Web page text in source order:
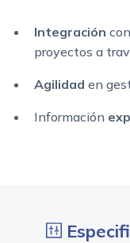
Integración
proyectos a
Agilidad en
Información